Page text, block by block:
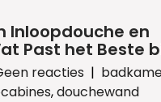
Inloopdouche en
Past het Beste
reacties |
,douchewand